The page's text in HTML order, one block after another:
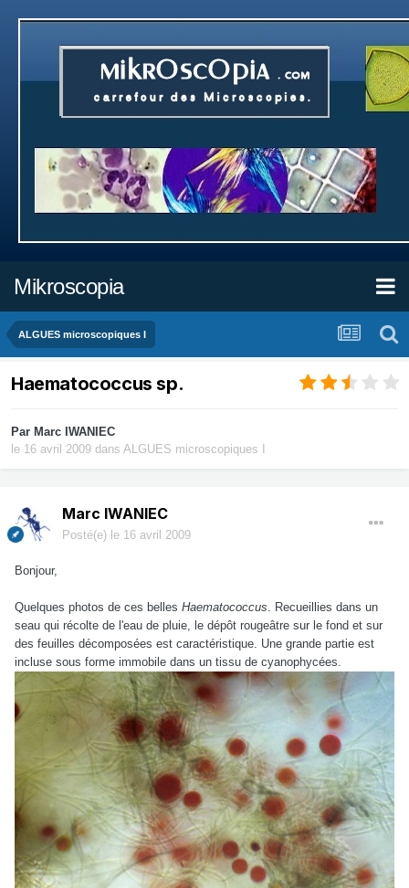
Mikroscopia
ALGUES microscopiques I
Haematococcus sp.
Par Marc IWANIEC
le 16 avril 2009 dans ALGUES microscopiques I
Marc IWANIEC
Posté(e) le 16 avril 2009
Bonjour,
Quelques photos de ces belles Haematococcus. Recueillies dans un
seau qui récolte de l'eau de pluie, le dépôt rougeâtre sur le fond et sur
des feuilles décomposées est caractéristique. Une grande partie est
incluse sous forme immobile dans un tissu de cyanophycées.